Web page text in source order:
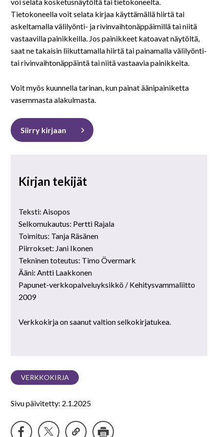
In English
Tietokoneella voit selata kirjaa käyttämällä hiirtä tai
askeltamalla välilyönti- ja rivinvaihtonäppäimillä tai niitä
vastaavilla painikkeilla. Jos painikkeet katoavat näytöltä,
saat ne takaisin liikuttamalla hiirtä tai painamalla välilyönti-
tai rivinvaihtonäppäintä tai niitä vastaavia painikkeita.
Voit myös kuunnella tarinan, kun painat äänipainiketta
vasemmasta alakulmasta.
Siirry kirjaan
Kirjan tekijät
Teksti: Aisopos
Selkomukautus: Pertti Rajala
Toimitus: Tanja Räsänen
Piirrokset: Jani Ikonen
Tekninen toteutus: Timo Övermark
Ääni: Antti Laakkonen
Papunet-verkkopalveluyksikkö / Kehitysvammaliitto
2009
Verkkokirja on saanut valtion selkokirjatukea.
VERKKOKIRJA
Sivu päivitetty: 2.1.2025